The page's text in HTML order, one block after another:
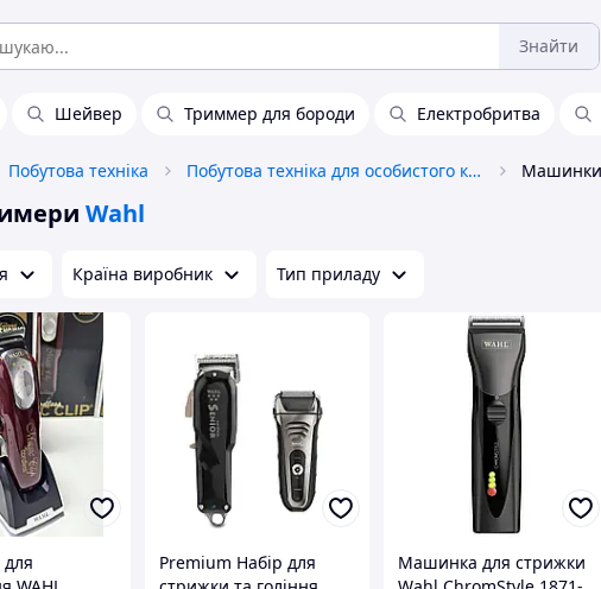
Знайти
Шейвер Триммер для бороди Електробритва
Побутова техніка Побутова техніка для особистого користування
Wahl
Країна виробник Тип приладу
Premium Набір для
Машинка для стрижки